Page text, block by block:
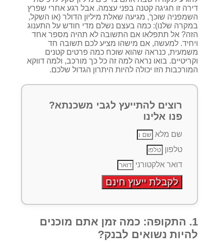
דירה זו חגיגה קטנה בפני עצמה. אבל רגע אחרי שפרץ
השמפניה שוכך, מגיעה שאלת מיליון הדולר (או השקל,
במקרה שלנו): כמה בעצם נשלם מדי חודש על התענוג
הזה? אל תתפלאו אם התשובה לא תהיה מספר אחד
ויחיד. למעשה, אם מישהו מציע לכם תשובה חד
משמעית, כנראה שהוא שוכח כמה פרטים קטנים
וקריטיים. בואו נראה למה זה כל כך מורכב, ולמה דווקא
המורכבות הזו יכולה להיות היתרון הגדול שלכם.
רוצים להתייעץ לגבי משכנתא?
פנו אלינו
שם מלא
טלפון
דואר אלקטורני
לקבלת ייעוץ חינם
1. התקופה: כמה זמן אתם מוכנים
להיות נשואים לבנק?